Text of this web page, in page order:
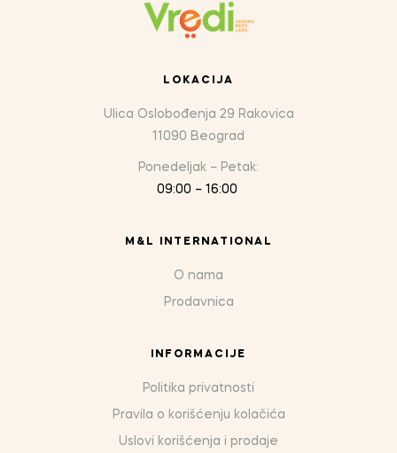
LOKACIJA
Ulica Oslobođenja 29 Rakovica
11090 Beograd
Ponedeljak – Petak:
09:00 – 16:00
M&L INTERNATIONAL
O nama
Prodavnica
INFORMACIJE
Politika privatnosti
Pravila o korišćenju kolačića
Uslovi korišćenja i prodaje